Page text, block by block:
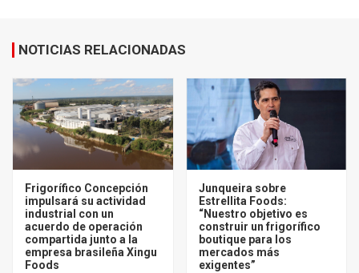
NOTICIAS RELACIONADAS
Frigorífico Concepción
impulsará su actividad
industrial con un
acuerdo de operación
compartida junto a la
empresa brasileña Xingu
Foods
Junqueira sobre
Estrellita Foods:
“Nuestro objetivo es
construir un frigorífico
boutique para los
mercados más
exigentes”